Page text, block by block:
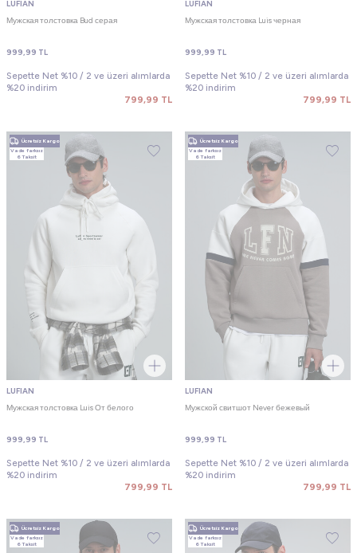
LUFIAN
Мужская толстовка Bud серая
999,99 TL
Sepette Net %10 / 2 ve üzeri alımlarda
%20 indirim
799,99 TL
LUFIAN
Мужская толстовка Luis черная
999,99 TL
Sepette Net %10 / 2 ve üzeri alımlarda
%20 indirim
799,99 TL
Ücretsiz Kargo
Vade farksız
6 Taksit
LUFIAN
Мужская толстовка Luis От белого
999,99 TL
Sepette Net %10 / 2 ve üzeri alımlarda
%20 indirim
799,99 TL
Ücretsiz Kargo
Vade farksız
6 Taksit
LUFIAN
Мужской свитшот Never бежевый
999,99 TL
Sepette Net %10 / 2 ve üzeri alımlarda
%20 indirim
799,99 TL
Ücretsiz Kargo
Vade farksız
6 Taksit
Ücretsiz Kargo
Vade farksız
6 Taksit